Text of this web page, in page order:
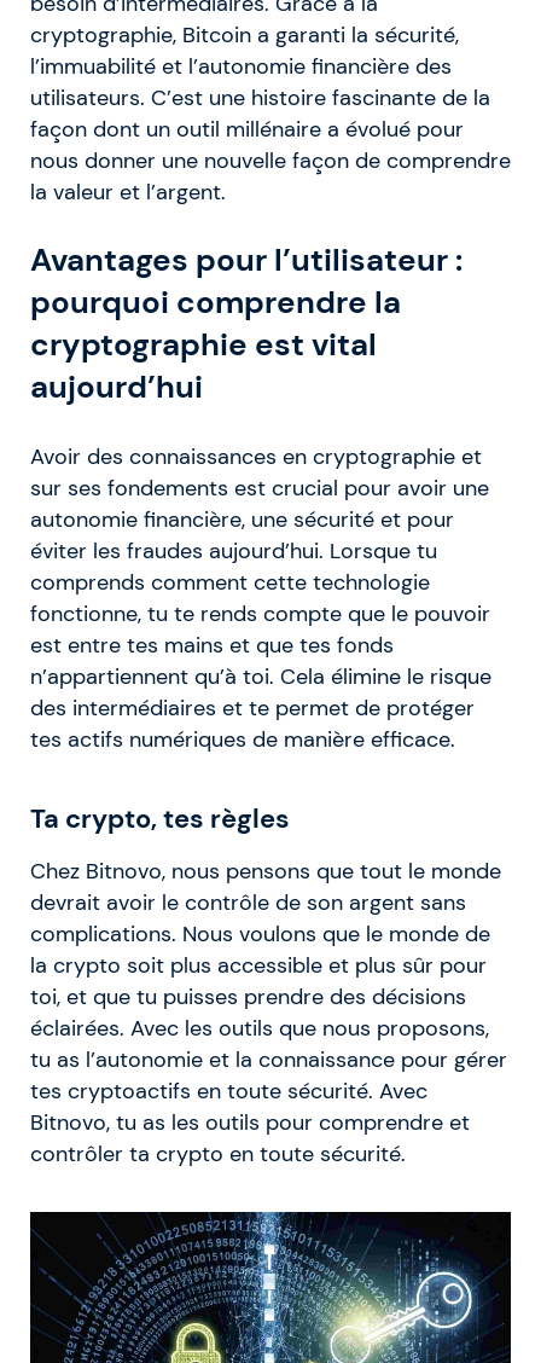
cryptographie, Bitcoin a garanti la sécurité,
l’immuabilité et l’autonomie financière des
utilisateurs. C’est une histoire fascinante de la
façon dont un outil millénaire a évolué pour
nous donner une nouvelle façon de comprendre
la valeur et l’argent.
Avantages pour l’utilisateur :
pourquoi comprendre la
cryptographie est vital
aujourd’hui
Avoir des connaissances en cryptographie et
sur ses fondements est crucial pour avoir une
autonomie financière, une sécurité et pour
éviter les fraudes aujourd’hui. Lorsque tu
comprends comment cette technologie
fonctionne, tu te rends compte que le pouvoir
est entre tes mains et que tes fonds
n’appartiennent qu’à toi. Cela élimine le risque
des intermédiaires et te permet de protéger
tes actifs numériques de manière efficace.
Ta crypto, tes règles
Chez Bitnovo, nous pensons que tout le monde
devrait avoir le contrôle de son argent sans
complications. Nous voulons que le monde de
la crypto soit plus accessible et plus sûr pour
toi, et que tu puisses prendre des décisions
éclairées. Avec les outils que nous proposons,
tu as l’autonomie et la connaissance pour gérer
tes cryptoactifs en toute sécurité. Avec
Bitnovo, tu as les outils pour comprendre et
contrôler ta crypto en toute sécurité.